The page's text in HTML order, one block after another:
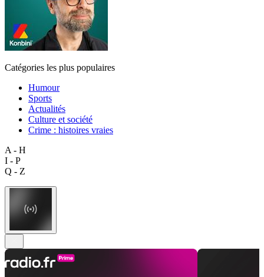
Catégories les plus populaires
Humour
Sports
Actualités
Culture et société
Crime : histoires vraies
A - H
I - P
Q - Z